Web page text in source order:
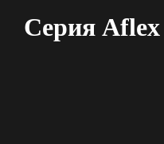
Серия Aflex